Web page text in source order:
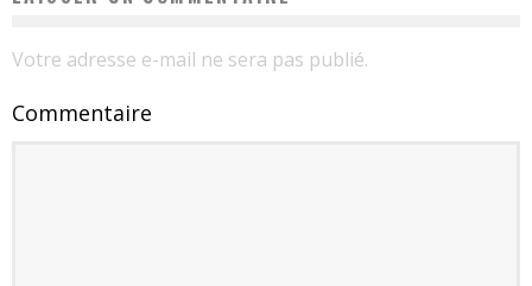
Votre adresse e-mail ne sera pas publié.
Commentaire